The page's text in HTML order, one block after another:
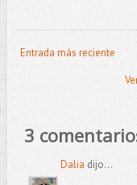
Entrada más reciente
3
Dalia dijo...